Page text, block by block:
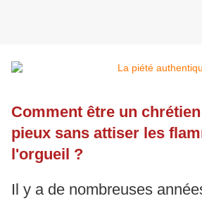
Comment être un
pieux sans attiser les
l'orgueil ?
Il y a de nombreuses